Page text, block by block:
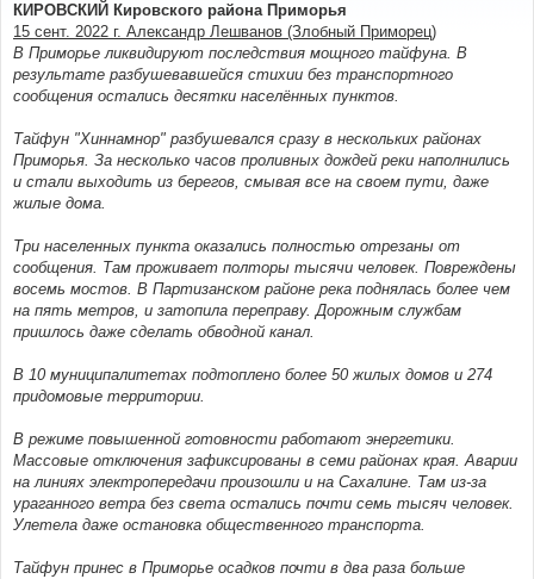
щ
е
н
и
е
КИРОВСКИЙ Кировского района Приморья
15 сент. 2022 г. Александр Лешванов (Злобный Приморец)
В Приморье ликвидируют последствия мощного тайфуна. В
результате разбушевавшейся стихии без транспортного
сообщения остались десятки населённых пунктов.
Тайфун "Хиннамнор" разбушевался сразу в нескольких районах
Приморья. За несколько часов проливных дождей реки наполнились
и стали выходить из берегов, смывая все на своем пути, даже
жилые дома.
Три населенных пункта оказались полностью отрезаны от
сообщения. Там проживает полторы тысячи человек. Повреждены
восемь мостов. В Партизанском районе река поднялась более чем
на пять метров, и затопила переправу. Дорожным службам
пришлось даже сделать обводной канал.
В 10 муниципалитетах подтоплено более 50 жилых домов и 274
придомовые территории.
В режиме повышенной готовности работают энергетики.
Массовые отключения зафиксированы в семи районах края. Аварии
на линиях электропередачи произошли и на Сахалине. Там из-за
ураганного ветра без света остались почти семь тысяч человек.
Улетела даже остановка общественного транспорта.
Тайфун принес в Приморье осадков почти в два раза больше